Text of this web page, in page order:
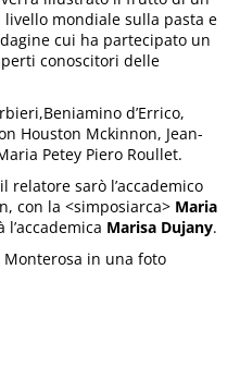
mondiale sulla pasta e
cui ha partecipato un
conoscitori delle
d’Errico,
Houston Mckinnon, Jean-
Petey Piero Roullet.
relatore sarò l’accademico
con la <simposiarca> Maria
Marisa Dujany.
in una foto